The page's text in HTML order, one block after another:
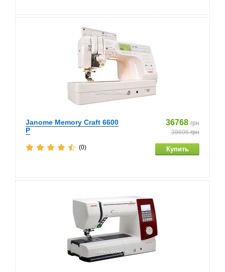
Janome Memory Craft 6600
P
36768 грн
38606грн
(0)